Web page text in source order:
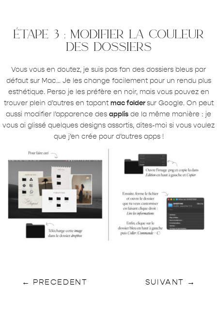
étape 3 : modifier la couleur
des dossiers
Vous vous en doutez, je suis pas fan des dossiers bleus par
défaut sur Mac… Je les change facilement pour un rendu plus
esthétique. Perso je les préfère en noir, mais vous pouvez en
trouver plein d’autres en tapant mac foldersur Google. On peut
aussi modifier l’apparence des applis de la même manière : je
vous ai glissé quelques designs assortis, dites-moi si vous voulez
que j’en crée pour d’autres apps !
← PRECEDENT SUIVANT →